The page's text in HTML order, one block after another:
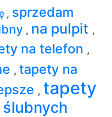
, sprzedam
, na pulpit ,
na telefon ,
, tapety na
, tapety